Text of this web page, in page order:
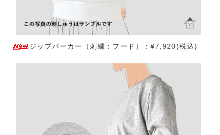
ジップパーカー（刺繍：フード）：¥7,920(税込)